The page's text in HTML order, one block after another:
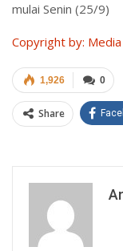
mulai Senin (25/9)
Copyright by:
0
1,926
Share